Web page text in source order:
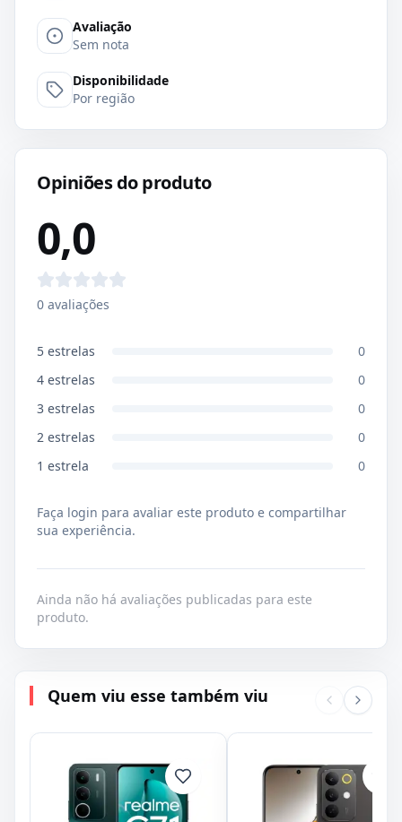
Avaliação
Sem nota
Disponibilidade
Por região
Opiniões do produto
0,0
0 avaliações
5 estrelas
0
4 estrelas
0
3 estrelas
0
2 estrelas
0
1 estrela 0
Faça login para avaliar este produto e compartilhar
sua experiência.
Ainda não há avaliações publicadas para este
produto.
Quem viu esse também viu